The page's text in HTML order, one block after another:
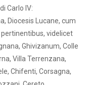
Carlo IV:
Diocesis Lucane, cum
videlicet
Ghivizanum, Colle
Villa Terrenzana,
Chifenti, Corsagna,